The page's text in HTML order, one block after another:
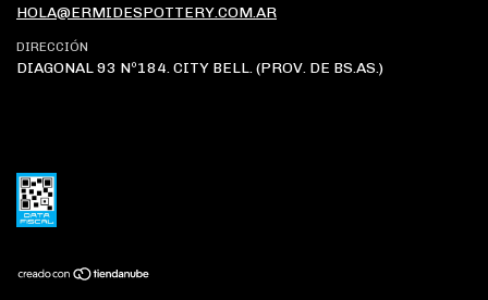
HOLA@ERMIDESPOTTERY.COM.AR
DIRECCIÓN
DIAGONAL 93 Nº184. CITY BELL. (PROV. DE BS.AS.)